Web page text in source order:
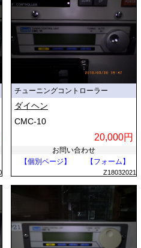
チューニングコントローラー
ダイヘン
CMC-10
20,000円
お問い合わせ
【個別ページ】
【フォーム】
Z18032021